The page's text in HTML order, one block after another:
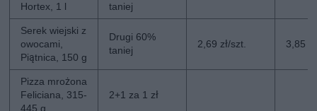
Hortex, 1 l
taniej
Serek wiejski z
owocami,
Piątnica, 150 g
Drugi 60%
taniej
2,69 zł/szt. 3,85
Pizza mrożona
Feliciana, 315-
445 g
2+1 za 1 zł